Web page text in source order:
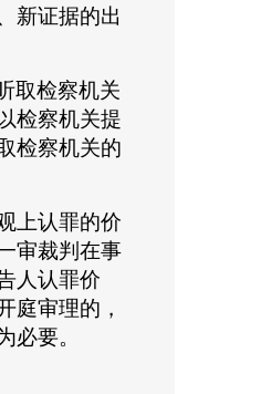
新证据的出
取检察机关
检察机关提
检察机关的
上认罪的价
审裁判在事
人认罪价
庭审理的，
必要。